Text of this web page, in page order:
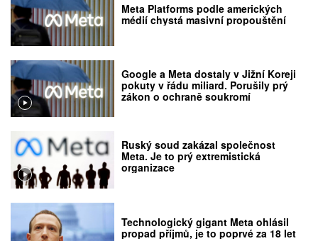
Meta Platforms podle amerických
médií chystá masivní propouštění
Google a Meta dostaly v Jižní Koreji
pokuty v řádu miliard. Porušily prý
zákon o ochraně soukromí
Ruský soud zakázal společnost
Meta. Je to prý extremistická
organizace
Technologický gigant Meta ohlásil
propad příjmů, je to poprvé za 18 let